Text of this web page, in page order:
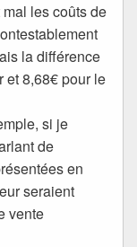
les coûts de
la différence
et 8,68€ pour le
si je
de
en
seraient
vente